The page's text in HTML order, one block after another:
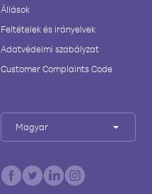
Állások
Feltételek és irányelvek
Adatvédelmi szabályzat
Customer Complaints Code
Magyar